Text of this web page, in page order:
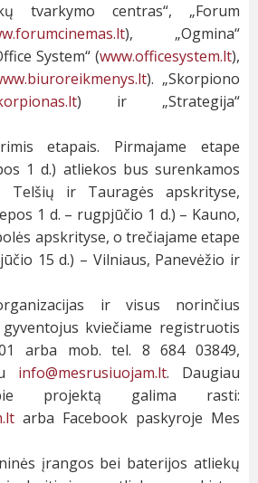
tvarkymo centras“, „Forum
), „Ogmina“
System“ (www.officesystem.lt),
). „Skorpiono
) ir „Strategija“
etapais. Pirmajame etape
1 d.) atliekos bus surenkamos
Telšių ir Tauragės apskrityse,
1 d. – rugpjūčio 1 d.) – Kauno,
apskrityse, o trečiajame etape
15 d.) – Vilniaus, Panevėžio ir
ir visus norinčius
kviečiame registruotis
arba mob. tel. 8 684 03849,
info@mesrusiuojam.lt. Daugiau
projektą galima rasti:
arba Facebook paskyroje Mes
įrangos bei baterijos atliekų